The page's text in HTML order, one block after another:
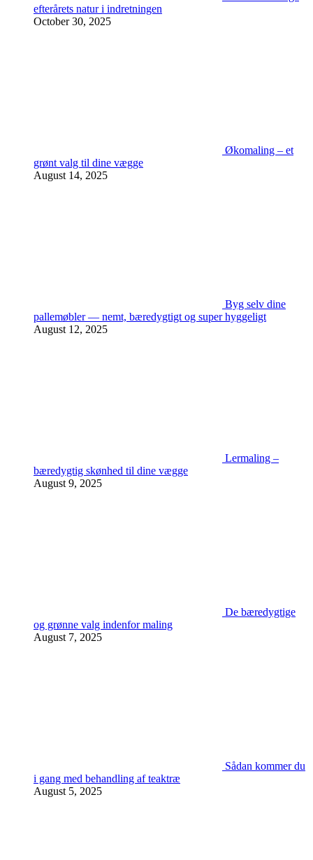
efterårets natur i indretningen
October 30, 2025
Økomaling – et
grønt valg til dine vægge
August 14, 2025
Byg selv dine
pallemøbler — nemt, bæredygtigt og super hyggeligt
August 12, 2025
Lermaling –
bæredygtig skønhed til dine vægge
August 9, 2025
De bæredygtige
og grønne valg indenfor maling
August 7, 2025
Sådan kommer du
i gang med behandling af teaktræ
August 5, 2025